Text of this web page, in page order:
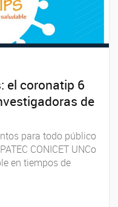
el coronatip 6
de
para todo público
CONICET UNCo
en tiempos de